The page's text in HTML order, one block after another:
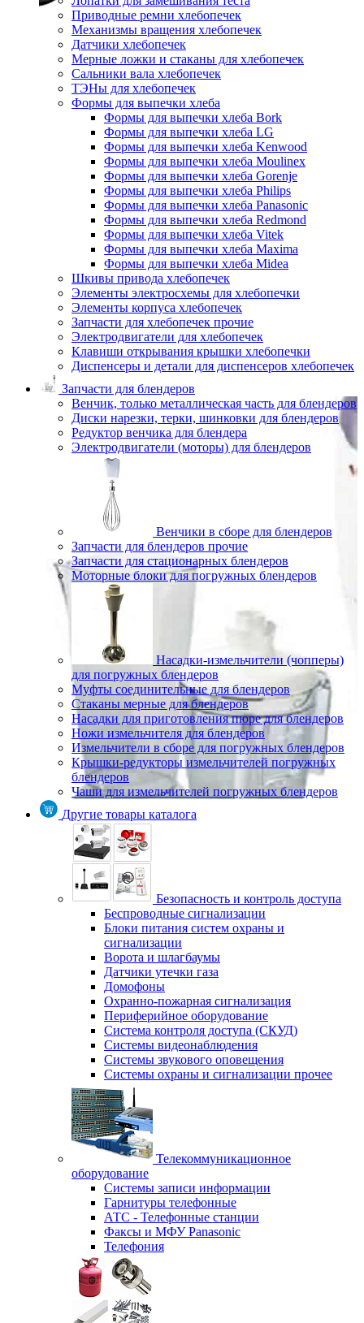
Приводные ремни хлебопечек
Механизмы вращения хлебопечек
Датчики хлебопечек
Мерные ложки и стаканы для хлебопечек
Сальники вала хлебопечек
ТЭНы для хлебопечек
Формы для выпечки хлеба
Формы для выпечки хлеба Bork
Формы для выпечки хлеба LG
Формы для выпечки хлеба Kenwood
Формы для выпечки хлеба Moulinex
Формы для выпечки хлеба Gorenje
Формы для выпечки хлеба Philips
Формы для выпечки хлеба Panasonic
Формы для выпечки хлеба Redmond
Формы для выпечки хлеба Vitek
Формы для выпечки хлеба Maxima
Формы для выпечки хлеба Midea
Шкивы привода хлебопечек
Элементы электросхемы для хлебопечки
Элементы корпуса хлебопечек
Запчасти для хлебопечек прочие
Электродвигатели для хлебопечек
Клавиши открывания крышки хлебопечки
Диспенсеры и детали для диспенсеров хлебопечек
Запчасти для блендеров
Венчик, только металлическая часть для блендеров
Диски нарезки, терки, шинковки для блендеров
Редуктор венчика для блендера
Электродвигатели (моторы) для блендеров
Венчики в сборе для блендеров
Запчасти для блендеров прочие
Запчасти для стационарных блендеров
Моторные блоки для погружных блендеров
Насадки-измельчители (чопперы)
для погружных блендеров
Муфты соединительные для блендеров
Стаканы мерные для блендеров
Насадки для приготовления пюре для блендеров
Ножи измельчителя для блендеров
Измельчители в сборе для погружных блендеров
Крышки-редукторы измельчителей погружных
блендеров
Чаши для измельчителей погружных блендеров
Другие товары каталога
Безопасность и контроль доступа
Беспроводные сигнализации
Блоки питания систем охраны и
сигнализации
Ворота и шлагбаумы
Датчики утечки газа
Домофоны
Охранно-пожарная сигнализация
Периферийное оборудование
Система контроля доступа (СКУД)
Системы видеонаблюдения
Системы звукового оповещения
Системы охраны и сигнализации прочее
Телекоммуникационное
оборудование
Системы записи информации
Гарнитуры телефонные
АТС - Телефонные станции
Факсы и МФУ Panasonic
Телефония